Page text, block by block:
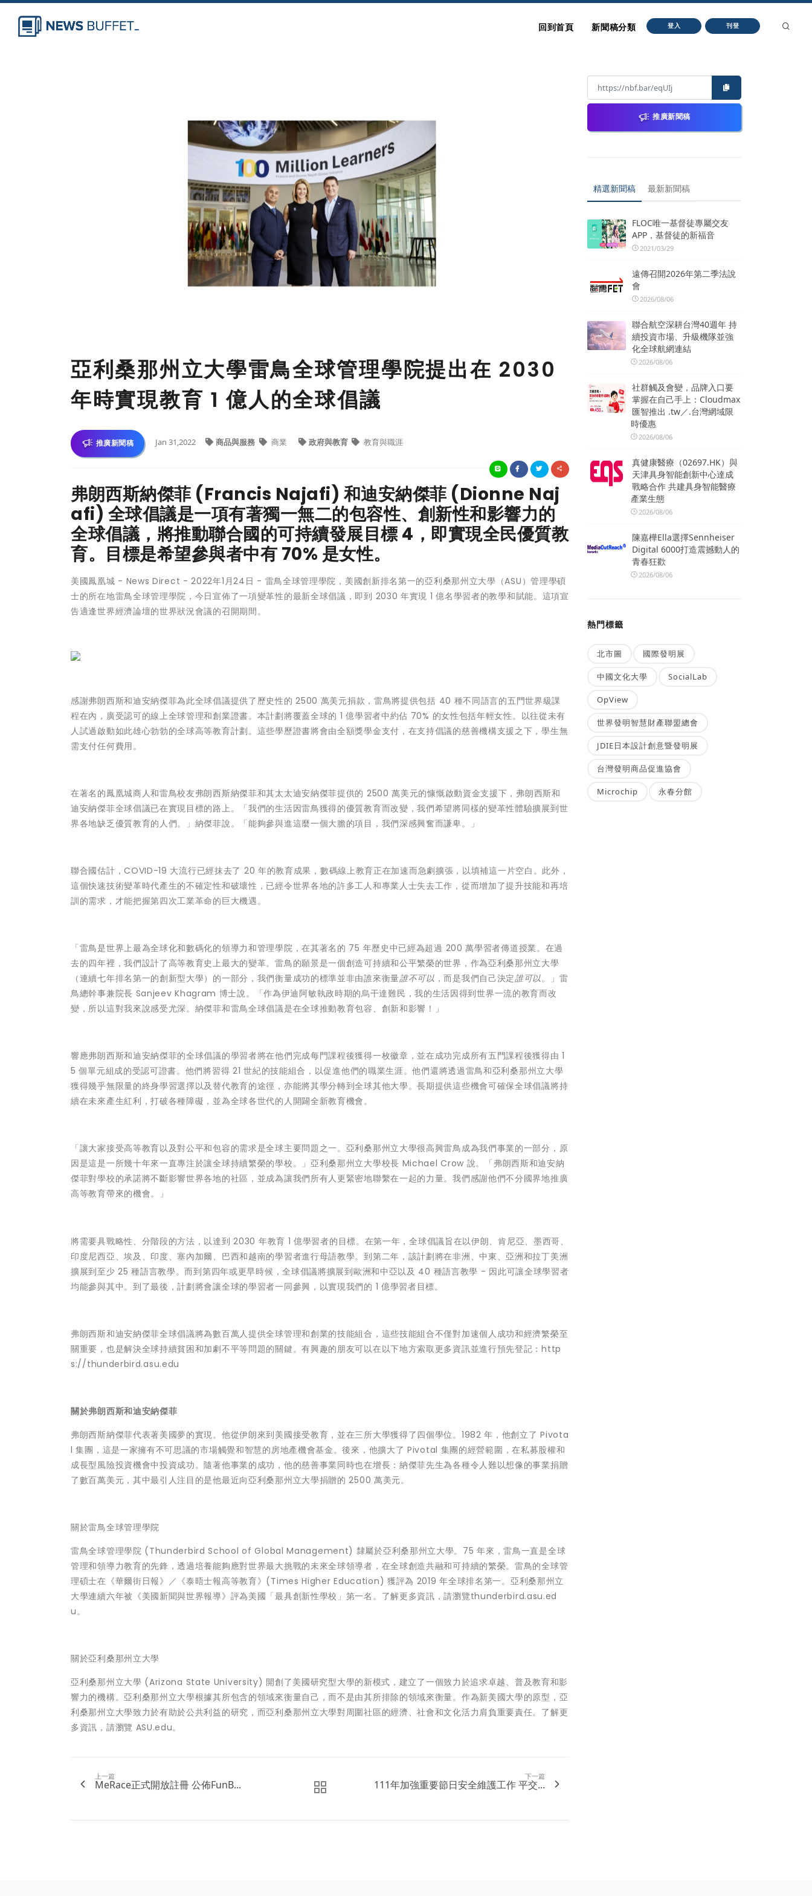
回到首頁 新聞稿分類 登入 刊登
亞利桑那州立大學雷鳥全球管理學院提出在 2030
年時實現教育 1 億人的全球倡議
推廣新聞稿 Jan 31,2022 商品與服務 商業 政府與教育 教育與職涯
弗朗西斯納傑菲 (Francis Najafi) 和迪安納傑菲 (Dionne Naj
afi) 全球倡議是一項有著獨一無二的包容性、創新性和影響力的
全球倡議，將推動聯合國的可持續發展目標 4，即實現全民優質教
育。目標是希望參與者中有 70% 是女性。
美國鳳凰城 - News Direct - 2022年1月24日 - 雷鳥全球管理學院，美國創新排名第一的亞利桑那州立大學（ASU）管理學碩
士的所在地雷鳥全球管理學院，今日宣佈了一項變革性的最新全球倡議，即到 2030 年實現 1 億名學習者的教學和賦能。這項宣
告適逢世界經濟論壇的世界狀況會議的召開期間。
感謝弗朗西斯和迪安納傑菲為此全球倡議提供了歷史性的 2500 萬美元捐款，雷鳥將提供包括 40 種不同語言的五門世界級課
程在內，廣受認可的線上全球管理和創業證書。本計劃將覆蓋全球的 1 億學習者中約佔 70% 的女性包括年輕女性。以往從未有
人試過啟動如此雄心勃勃的全球高等教育計劃。這些學歷證書將會由全額獎學金支付，在支持倡議的慈善機構支援之下，學生無
需支付任何費用。
在著名的鳳凰城商人和雷鳥校友弗朗西斯納傑菲和其太太迪安納傑菲提供的 2500 萬美元的慷慨啟動資金支援下，弗朗西斯和
迪安納傑菲全球倡議已在實現目標的路上。「我們的生活因雷鳥獲得的優質教育而改變，我們希望將同樣的變革性體驗擴展到世
界各地缺乏優質教育的人們。」納傑菲說。「能夠參與進這麼一個大膽的項目，我們深感興奮而謙卑。」
聯合國估計，COVID-19 大流行已經抹去了 20 年的教育成果，數碼線上教育正在加速而急劇擴張，以填補這一片空白。此外，
這個快速技術變革時代產生的不確定性和破壞性，已經令世界各地的許多工人和專業人士失去工作，從而增加了提升技能和再培
訓的需求，才能把握第四次工業革命的巨大機遇。
「雷鳥是世界上最為全球化和數碼化的領導力和管理學院，在其著名的 75 年歷史中已經為超過 200 萬學習者傳道授業。在過
去的四年裡，我們設計了高等教育史上最大的變革。雷鳥的願景是一個創造可持續和公平繁榮的世界，作為亞利桑那州立大學
（連續七年排名第一的創新型大學）的一部分，我們衡量成功的標準並非由誰來衡量誰不可以 ，而是我們自己決定誰可以。」雷
鳥總幹事兼院長 Sanjeev Khagram 博士說。「作為伊迪阿敏執政時期的烏干達難民，我的生活因得到世界一流的教育而改
變，所以這對我來說感受尤深。納傑菲和雷鳥全球倡議是在全球推動教育包容、創新和影響！」
響應弗朗西斯和迪安納傑菲的全球倡議的學習者將在他們完成每門課程後獲得一枚徽章，並在成功完成所有五門課程後獲得由 1
5 個單元組成的受認可證書。他們將習得 21 世紀的技能組合，以促進他們的職業生涯。他們還將透過雷鳥和亞利桑那州立大學
獲得幾乎無限量的終身學習選擇以及替代教育的途徑，亦能將其學分轉到全球其他大學。長期提供這些機會可確保全球倡議將持
續在未來產生紅利，打破各種障礙，並為全球各世代的人開闢全新教育機會。
「讓大家接受高等教育以及對公平和包容的需求是全球主要問題之一。亞利桑那州立大學很高興雷鳥成為我們事業的一部分，原
因是這是一所幾十年來一直專注於讓全球持續繁榮的學校。」亞利桑那州立大學校長 Michael Crow 說。「弗朗西斯和迪安納
傑菲對學校的承諾將不斷影響世界各地的社區，並成為讓我們所有人更緊密地聯繫在一起的力量。我們感謝他們不分國界地推廣
高等教育帶來的機會。」
將需要具戰略性、分階段的方法，以達到 2030 年教育 1 億學習者的目標。在第一年，全球倡議旨在以伊朗、肯尼亞、墨西哥、
印度尼西亞、埃及、印度、塞內加爾、巴西和越南的學習者進行母語教學。到第二年，該計劃將在非洲、中東、亞洲和拉丁美洲
擴展到至少 25 種語言教學。而到第四年或更早時候，全球倡議將擴展到歐洲和中亞以及 40 種語言教學 - 因此可讓全球學習者
均能參與其中。到了最後，計劃將會讓全球的學習者一同參興，以實現我們的 1 億學習者目標。
弗朗西斯和迪安納傑菲全球倡議將為數百萬人提供全球管理和創業的技能組合，這些技能組合不僅對加速個人成功和經濟繁榮至
關重要，也是解決全球持續貧困和加劇不平等問題的關鍵。有興趣的朋友可以在以下地方索取更多資訊並進行預先登記：http
s://thunderbird.asu.edu
關於弗朗西斯和迪安納傑菲
弗朗西斯納傑菲代表著美國夢的實現。他從伊朗來到美國接受教育，並在三所大學獲得了四個學位。1982 年，他創立了 Pivota
l 集團，這是一家擁有不可思議的市場觸覺和智慧的房地產機會基金。後來，他擴大了 Pivotal 集團的經營範圍，在私募股權和
成長型風險投資機會中投資成功。隨著他事業的成功，他的慈善事業同時也在增長：納傑菲先生為各種令人難以想像的事業捐贈
了數百萬美元，其中最引人注目的是他最近向亞利桑那州立大學捐贈的 2500 萬美元。
關於雷鳥全球管理學院
雷鳥全球管理學院 (Thunderbird School of Global Management) 隸屬於亞利桑那州立大學。75 年來，雷鳥一直是全球
管理和領導力教育的先鋒，透過培養能夠應對世界最大挑戰的未來全球領導者，在全球創造共融和可持續的繁榮。雷鳥的全球管
理碩士在《華爾街日報》／《泰晤士報高等教育》(Times Higher Education) 獲評為 2019 年全球排名第一。亞利桑那州立
大學連續六年被《美國新聞與世界報導》評為美國「最具創新性學校」第一名。了解更多資訊，請瀏覽thunderbird.asu.ed
u。
關於亞利桑那州立大學
亞利桑那州立大學 (Arizona State University) 開創了美國研究型大學的新模式，建立了一個致力於追求卓越、普及教育和影
響力的機構。亞利桑那州立大學根據其所包含的領域來衡量自己，而不是由其所排除的領域來衡量。作為新美國大學的原型，亞
利桑那州立大學致力於有助於公共利益的研究，而亞利桑那州立大學對周圍社區的經濟、社會和文化活力肩負重要責任。了解更
多資訊，請瀏覽 ASU.edu。
上一篇
MeRace正式開放註冊 公佈FunB...
下一篇
111年加強重要節日安全維護工作 平交...
推廣新聞稿
精選新聞稿 最新新聞稿
FLOC唯一基督徒專屬交友
APP，基督徒的新福音
2021/03/29
遠傳召開2026年第二季法說
會
2026/08/06
聯合航空深耕台灣40週年 持
續投資市場、升級機隊並強
化全球航網連結
2026/08/06
社群觸及會變，品牌入口要
掌握在自己手上：Cloudmax
匯智推出 .tw／.台灣網域限
時優惠
2026/08/06
真健康醫療（02697.HK）與
天津具身智能創新中心達成
戰略合作 共建具身智能醫療
產業生態
2026/08/06
陳嘉樺Ella選擇Sennheiser
Digital 6000打造震撼動人的
青春狂歡
2026/08/06
熱門標籤
北市圖 國際發明展
中國文化大學 SocialLab
OpView
世界發明智慧財產聯盟總會
JDIE日本設計創意暨發明展
台灣發明商品促進協會
Microchip 永春分館